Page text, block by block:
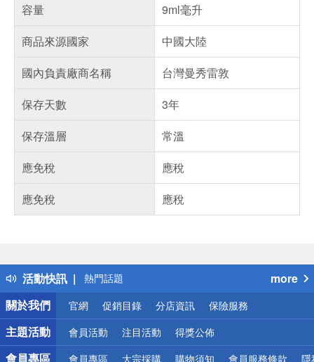
容量
9ml毫升
商品來源國家
中國大陸
國內負責廠商名稱
台灣曼秀雷敦
保存天數
3年
保存溫層
常溫
應免稅
應稅
應免稅
應稅
活動快訊
得獎公告
熱門話題
銀行優惠
偏遠地區配送
詐騙網頁！請小心！
more
關於我們
官網 促銷目錄 分店資訊 保險服務
主題活動 會員活動 注目活動 得獎公佈
會員專區 會員專區 大宗採購 購物須知 會員服務條款 隱